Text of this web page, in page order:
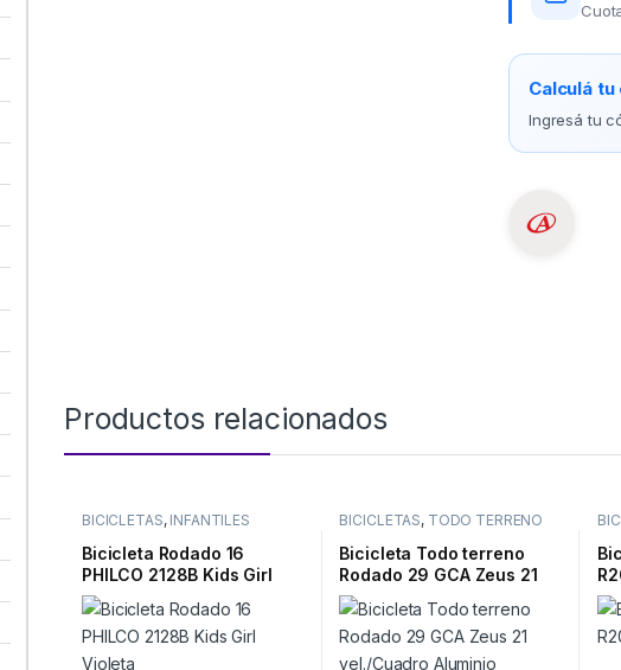
Calculá
Ingresá tu
Productos relacionados
BICICLETAS, INFANTILES
Bicicleta Rodado 16
PHILCO 2128B Kids Girl
Violeta
BICICLETAS, TODO TERRENO
Bicicleta Todo terreno
Rodado 29 GCA Zeus 21
vel./Cuadro Aluminio